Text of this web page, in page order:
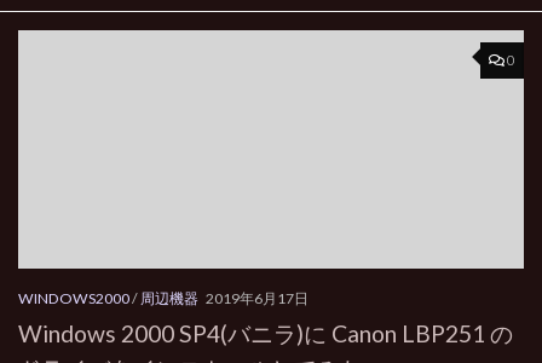
0
WINDOWS2000/ 周辺機器 2019年6月17日
Windows 2000 SP4(バニラ)に Canon LBP251 の